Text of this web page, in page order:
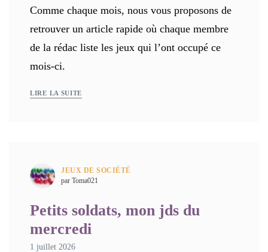
Comme chaque mois, nous vous proposons de
retrouver un article rapide où chaque membre
de la rédac liste les jeux qui l’ont occupé ce
mois-ci.
LIRE LA SUITE
JEUX DE SOCIÉTÉ
par Toma021
Petits soldats, mon jds du
mercredi
1 juillet 2026